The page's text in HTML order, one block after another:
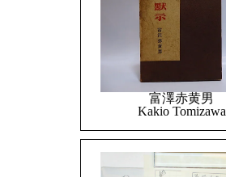
富澤赤黄男
Kakio Tomizawa